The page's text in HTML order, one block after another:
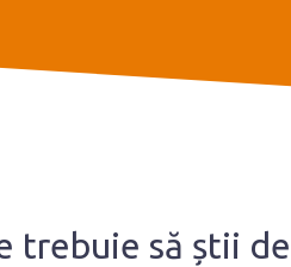
trebuie să știi